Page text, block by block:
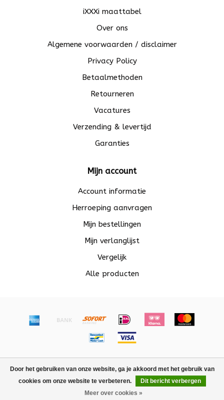
Door het gebruiken van onze website, ga je akkoord met het gebruik van
cookies om onze website te verbeteren.
Dit bericht verbergen
Meer over cookies »
iXXXi maattabel
Over ons
Algemene voorwaarden / disclaimer
Privacy Policy
Betaalmethoden
Retourneren
Vacatures
Verzending & levertijd
Garanties
Mijn account
Account informatie
Herroeping aanvragen
Mijn bestellingen
Mijn verlanglijst
Vergelijk
Alle producten
Lightspeed design
Dyvelopment
FILTERS